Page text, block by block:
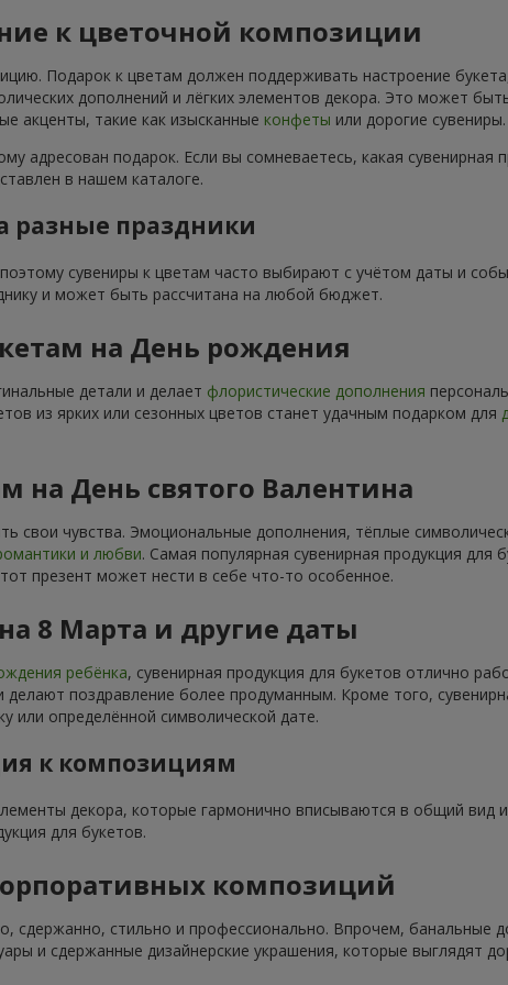
к цветочной композиции
Подарок к цветам должен поддерживать настроение
дополнений и лёгких элементов декора. Это может
акценты, такие как изысканные конфеты или дорогие сувениры.
адресован подарок. Если вы сомневаетесь, какая сувенирная
в нашем каталоге.
разные праздники
сувениры к цветам часто выбирают с учётом даты и
и может быть рассчитана на любой бюджет.
на День рождения
детали и делает флористические дополнения
из ярких или сезонных цветов станет удачным подарком для
на День святого Валентина
свои чувства. Эмоциональные дополнения, тёплые
и любви. Самая популярная сувенирная продукция для
презент может нести в себе что-то особенное.
8 Марта и другие даты
ребёнка, сувенирная продукция для букетов отлично
поздравление более продуманным. Кроме того,
или определённой символической дате.
к композициям
декора, которые гармонично вписываются в общий вид
для букетов.
композиций
сдержанно, стильно и профессионально. Впрочем, банальные
и сдержанные дизайнерские украшения, которые выглядят